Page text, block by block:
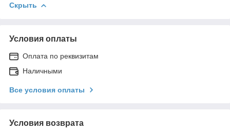
Скрыть
Условия оплаты
Оплата по реквизитам
Наличными
Все условия оплаты
Условия возврата